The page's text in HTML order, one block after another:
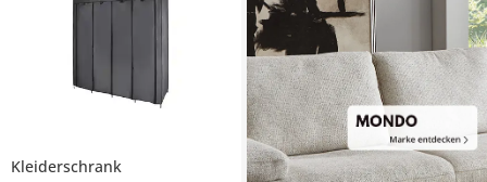
Kleiderschrank